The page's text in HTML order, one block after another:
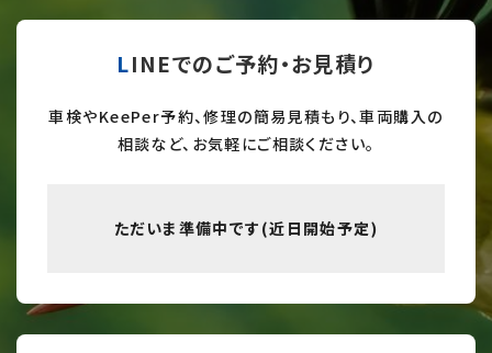
LINEでのご予約・お見積り
車検やKeePer予約、修理の簡易見積もり、車両購入の
相談など、お気軽にご相談ください。
ただいま準備中です(近日開始予定)